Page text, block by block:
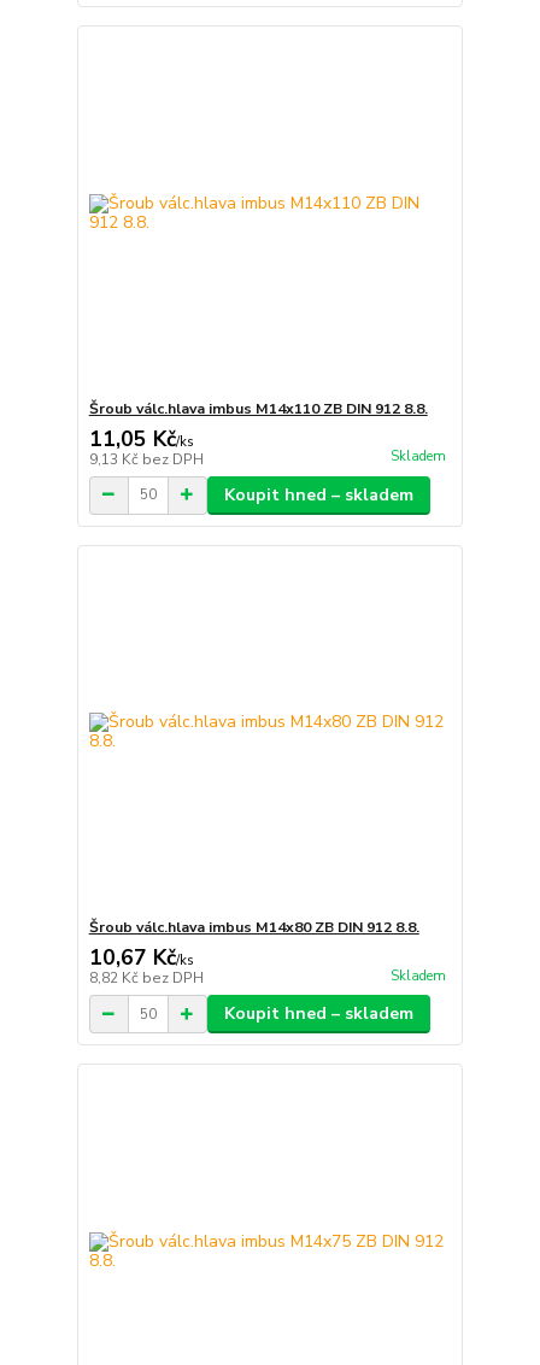
Šroub válc.hlava imbus M14x110 ZB DIN 912 8.8.
11,05 Kč/ks
9,13 Kč bez DPH Skladem
Koupit hned – skladem
Šroub válc.hlava imbus M14x80 ZB DIN 912 8.8.
10,67 Kč/ks
8,82 Kč bez DPH Skladem
Koupit hned – skladem